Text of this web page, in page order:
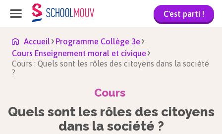
C'est parti !
Accueil
Programme Collège 3e
Cours Enseignement moral et civique
Cours : Quels sont les rôles des citoyens dans la société
?
Cours
Quels sont les rôles des citoyens
dans la société ?